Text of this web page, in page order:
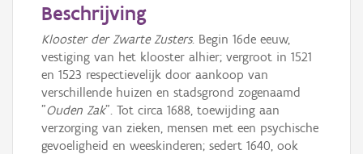
Beschrijving
Klooster der Zwarte Zusters. Begin 16de eeuw,
vestiging van het klooster alhier; vergroot in 1521
en 1523 respectievelijk door aankoop van
verschillende huizen en stadsgrond zogenaamd
"Ouden Zak". Tot circa 1688, toewijding aan
verzorging van zieken, mensen met een psychische
gevoeligheid en weeskinderen; sedert 1640, ook